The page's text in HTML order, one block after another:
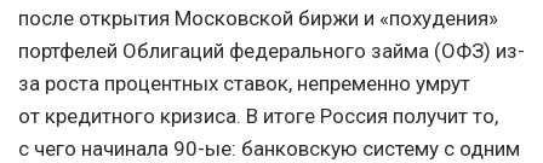
после открытия Московской биржи и «похудения»
портфелей Облигаций федерального займа (ОФЗ) из-
за роста процентных ставок, непременно умрут
от кредитного кризиса. В итоге Россия получит то,
с чего начинала 90-ые: банковскую систему с одним